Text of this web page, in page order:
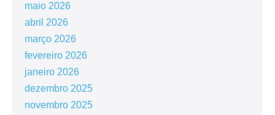
maio 2026
abril 2026
março 2026
fevereiro 2026
janeiro 2026
dezembro 2025
novembro 2025